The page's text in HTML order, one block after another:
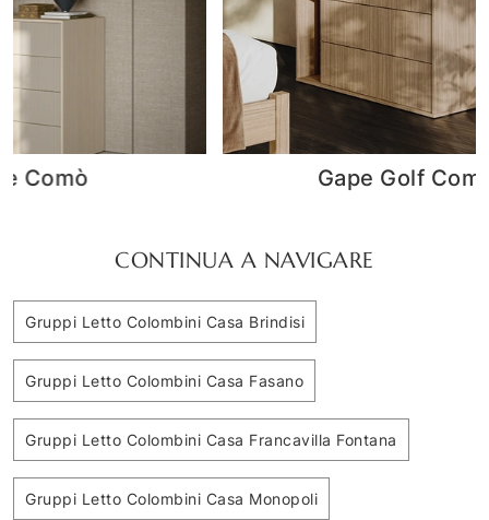
Gape Golf Comò
CONTINUA A NAVIGARE
Gruppi Letto Colombini Casa Brindisi
Gruppi Letto Colombini Casa Fasano
Gruppi Letto Colombini Casa Francavilla Fontana
Gruppi Letto Colombini Casa Monopoli